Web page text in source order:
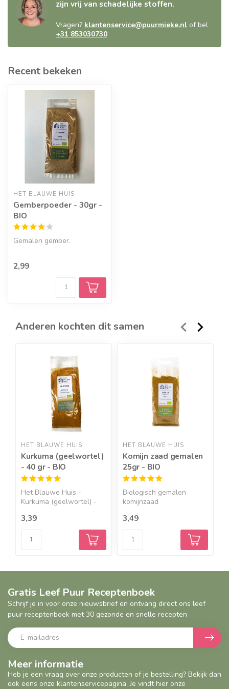
zijn vrij van schadelijke stoffen.
Vragen? klantenservice@puurmieke.nl of bel
+31 853030730
Recent bekeken
HET BLAUWE HUIS
Gemberpoeder - 30gr -
BIO
Gemalen gember.
2,99
Anderen kochten dit samen
HET BLAUWE HUIS
Kurkuma (geelwortel)
- 40 gr - BIO
Het Blauwe Huis -
Kurkuma (geelwortel) -
3,39
HET BLAUWE HUIS
Komijn zaad gemalen
25gr - BIO
Biologisch gemalen
komijnzaad
3,49
Meer informatie
Heb je een vraag over onze producten of je bestelling? Bekijk dan
ook eens onze klantenservicepagina. Je vindt hier onze
Gratis Leef Puur Receptenboek
Schrijf je in voor onze nieuwsbrief en ontvang direct ons leef
puur receptenboek met 30 gezonde en snelle recepten